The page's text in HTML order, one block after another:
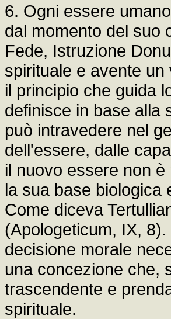
6. Ogni essere
dal momento del suo
Fede, Istruzione
spirituale e avente
il principio che guida
definisce in base alla
può intravedere nel
dell'essere, dalle
il nuovo essere non
la sua base biologica
Come diceva
(Apologeticum, IX,
decisione morale
una concezione che,
trascendente e
spirituale.